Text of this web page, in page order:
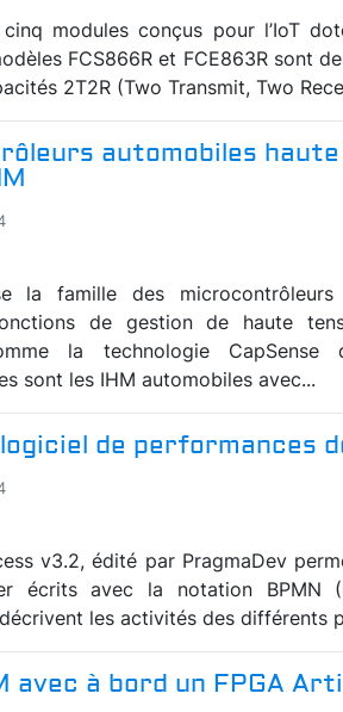
modules conçus pour l’IoT
FCS866R et FCE863R sont
2T2R (Two Transmit, Two
automobiles
la famille des
de gestion de haute
la technologie
sont les IHM automobiles avec...
de performances
v3.2, édité par PragmaDev
écrits avec la notation BPMN
les activités des différents
avec à bord un FPGA